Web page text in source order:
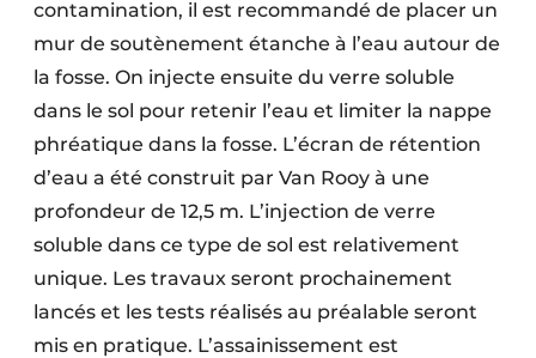
contamination, il est recommandé de placer un
mur de soutènement étanche à l’eau autour de
la fosse. On injecte ensuite du verre soluble
dans le sol pour retenir l’eau et limiter la nappe
phréatique dans la fosse. L’écran de rétention
d’eau a été construit par Van Rooy à une
profondeur de 12,5 m. L’injection de verre
soluble dans ce type de sol est relativement
unique. Les travaux seront prochainement
lancés et les tests réalisés au préalable seront
mis en pratique. L’assainissement est